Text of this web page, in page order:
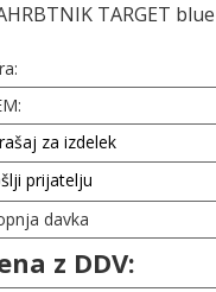
TARGET
za izdelek
prijatelju
davka
z DDV: